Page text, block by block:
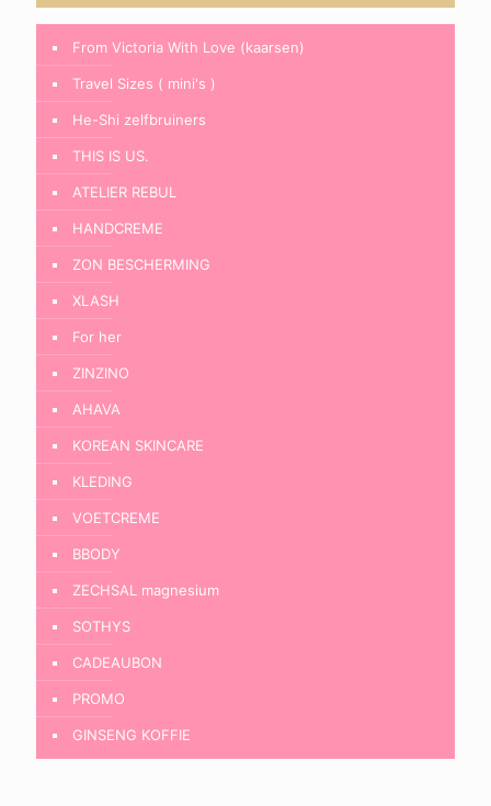
From Victoria With Love (kaarsen)
Travel Sizes ( mini's )
He-Shi zelfbruiners
THIS IS US.
ATELIER REBUL
HANDCREME
ZON BESCHERMING
XLASH
For her
ZINZINO
AHAVA
KOREAN SKINCARE
KLEDING
VOETCREME
BBODY
ZECHSAL magnesium
SOTHYS
CADEAUBON
PROMO
GINSENG KOFFIE